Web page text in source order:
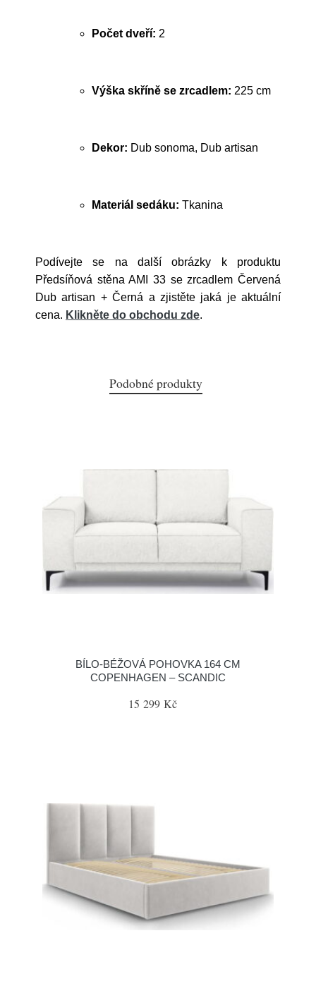
Počet dveří: 2
Výška skříně se zrcadlem: 225 cm
Dekor: Dub sonoma, Dub artisan
Materiál sedáku: Tkanina
Podívejte se na další obrázky k produktu
Předsíňová stěna AMI 33 se zrcadlem Červená
Dub artisan + Černá a zjistěte jaká je aktuální
cena. Klikněte do obchodu zde.
Podobné produkty
BÍLO-BÉŽOVÁ POHOVKA 164 CM
COPENHAGEN – SCANDIC
15 299 Kč